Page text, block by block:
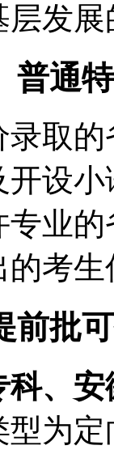
层发
普通
取
开设
业
考
前批
、
为